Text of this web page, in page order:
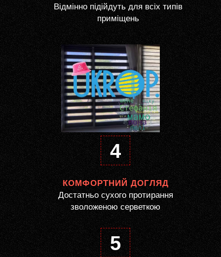
Відмінно підійдуть для всіх типів
приміщень
4
КОМФОРТНИЙ ДОГЛЯД
Достатньо сухого протирання
зволоженою серветкою
5